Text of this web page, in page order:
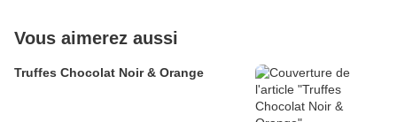
Vous aimerez aussi
Truffes Chocolat Noir & Orange